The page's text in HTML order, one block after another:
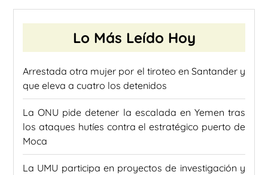
Lo Más Leído Hoy
Arrestada otra mujer por el tiroteo en Santander y
que eleva a cuatro los detenidos
La ONU pide detener la escalada en Yemen tras
los ataques hutíes contra el estratégico puerto de
Moca
La UMU participa en proyectos de investigación y